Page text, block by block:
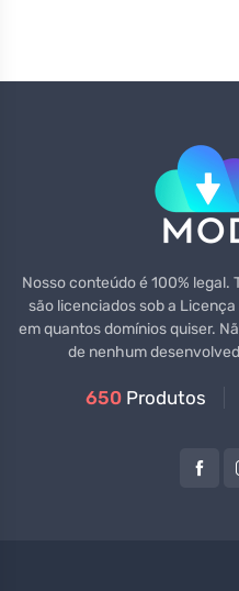
Nosso conteúdo é 100% legal.
são licenciados sob a
em quantos domínios quiser.
de nenhum
650 Produtos